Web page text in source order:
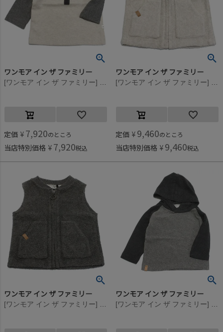
ワンモア イン ザ ファミリー
[ワンモア イン ザ ファミリー] GENAR(ナンバリングT） グレー(GRAY)
定価 ¥ 7,920のところ
当店特別価格 ¥ 7,920税込
ワンモア イン ザ ファミリー
[ワンモア イン ザ ファミリー] MANELフリースベスト オートミール(OTM)
定価 ¥ 9,460のところ
当店特別価格 ¥ 9,460税込
ワンモア イン ザ ファミリー
[ワンモア イン ザ ファミリー] MANELフリースベスト グレー(GRAY)
ワンモア イン ザ ファミリー
[ワンモア イン ザ ファミリー] DAMIAラグランフーディ グレー(GRAY)